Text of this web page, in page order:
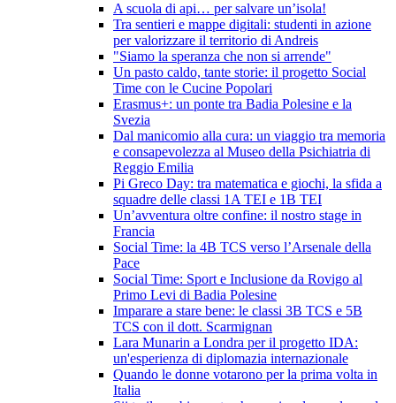
A scuola di api… per salvare un’isola!
Tra sentieri e mappe digitali: studenti in azione
per valorizzare il territorio di Andreis
"Siamo la speranza che non si arrende"
Un pasto caldo, tante storie: il progetto Social
Time con le Cucine Popolari
Erasmus+: un ponte tra Badia Polesine e la
Svezia
Dal manicomio alla cura: un viaggio tra memoria
e consapevolezza al Museo della Psichiatria di
Reggio Emilia
Pi Greco Day: tra matematica e giochi, la sfida a
squadre delle classi 1A TEI e 1B TEI
Un’avventura oltre confine: il nostro stage in
Francia
Social Time: la 4B TCS verso l’Arsenale della
Pace
Social Time: Sport e Inclusione da Rovigo al
Primo Levi di Badia Polesine
Imparare a stare bene: le classi 3B TCS e 5B
TCS con il dott. Scarmignan
Lara Munarin a Londra per il progetto IDA:
un'esperienza di diplomazia internazionale
Quando le donne votarono per la prima volta in
Italia